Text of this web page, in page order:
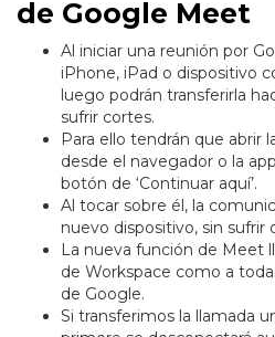
de Google Meet
Al iniciar una reunión por
iPhone, iPad o dispositivo
luego podrán transferirla
sufrir cortes.
Para ello tendrán que abrir
desde el navegador o la
botón de ‘Continuar aquí’.
Al tocar sobre él, la
nuevo dispositivo, sin sufrir
La nueva función de Meet
de Workspace como a
de Google.
Si transferimos la llamada